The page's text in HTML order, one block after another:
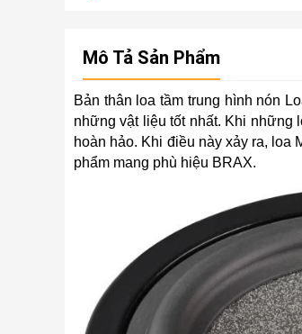
Mô Tả Sản Phẩm
Bản thân loa tầm trung hình nón
những vật liệu tốt nhất. Khi những
hoàn hảo. Khi điều này xảy ra, loa
phẩm mang phù hiệu BRAX.